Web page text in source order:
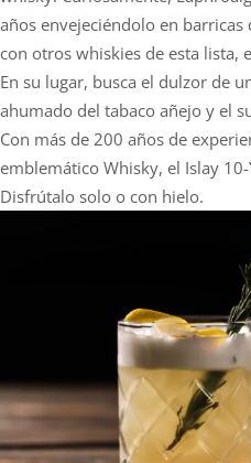
años envejeciéndolo en
con otros whiskies de esta lista,
En su lugar, busca el dulzor de
ahumado del tabaco añejo y el
Con más de 200 años de
emblemático Whisky, el Islay
Disfrútalo solo o con hielo.